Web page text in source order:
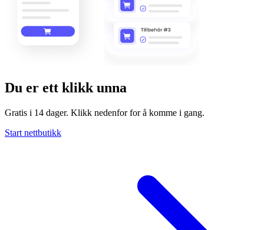
Du er ett klikk unna
Gratis i 14 dager. Klikk nedenfor for å komme i gang.
Start nettbutikk